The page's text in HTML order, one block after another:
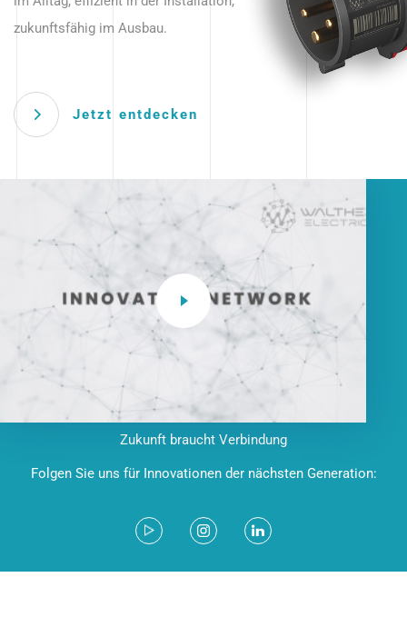
zukunftsfähig im Ausbau.
Jetzt entdecken
zukunftsfähig.
Zukunft braucht Verbindung
Folgen Sie uns für Innovationen der nächsten Generation: